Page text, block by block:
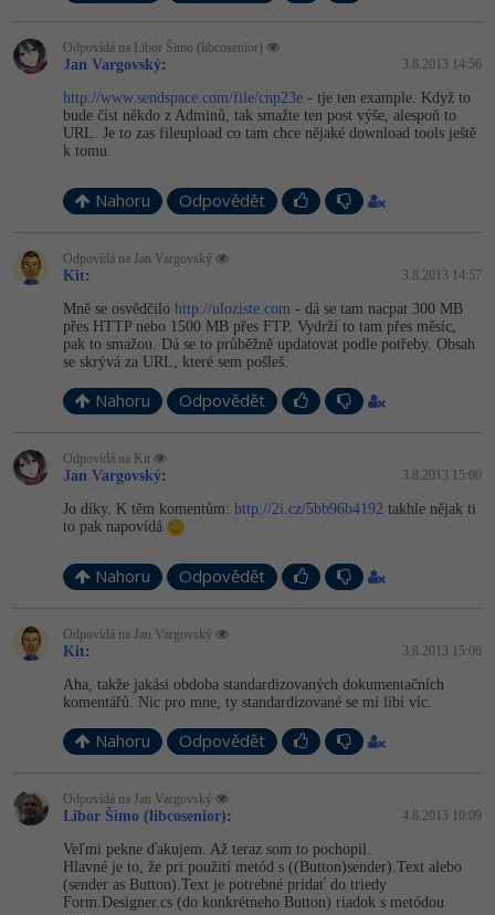
Odpovídá na Libor Šimo (libcosenior)
Jan Vargovský: 3.8.2013 14:56
http://www.sendspace.com/file/cnp23e - tje ten example. Když to
bude číst někdo z Adminů, tak smažte ten post výše, alespoň to
URL. Je to zas fileupload co tam chce nějaké download tools ještě
k tomu.
Nahoru Odpovědět
Odpovídá na Jan Vargovský
Kit: 3.8.2013 14:57
Mně se osvědčilo http://uloziste.com - dá se tam nacpat 300 MB
přes HTTP nebo 1500 MB přes FTP. Vydrží to tam přes měsíc,
pak to smažou. Dá se to průběžně updatovat podle potřeby. Obsah
se skrývá za URL, které sem pošleš.
Nahoru Odpovědět
Odpovídá na Kit
Jan Vargovský: 3.8.2013 15:00
Jo díky. K těm komentům: http://2i.cz/5bb96b4192 takhle nějak ti
to pak napovídá
Nahoru Odpovědět
Odpovídá na Jan Vargovský
Kit: 3.8.2013 15:06
Aha, takže jakási obdoba standardizovaných dokumentačních
komentářů. Nic pro mne, ty standardizované se mi líbí víc.
Nahoru Odpovědět
Odpovídá na Jan Vargovský
Libor Šimo (libcosenior): 4.8.2013 10:09
Veľmi pekne ďakujem. Až teraz som to pochopil.
Hlavné je to, že pri použití metód s ((Button)sender)­.Text alebo
(sender as Button).Text je potrebné pridať do triedy
Form.Designer.cs (do konkrétneho Button) riadok s metódou